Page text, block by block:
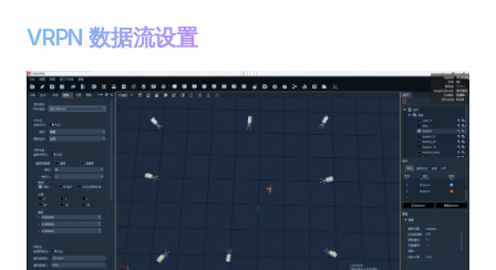
VRPN 数据流设置